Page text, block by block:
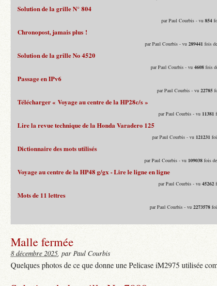
Solution de la grille N° 804
par Paul Courbis - vu854
Chronopost, jamais plus !
par Paul Courbis - vu289441 fois
Solution de la grille No 4520
par Paul Courbis - vu4608 fois
Passage en IPv6
par Paul Courbis - vu22785
Télécharger « Voyage au centre de la HP28c/s »
par Paul Courbis - vu 11381
Lire la revue technique de la Honda Varadero 125
par Paul Courbis - vu 121231
Dictionnaire des mots utilisés
par Paul Courbis - vu 109038 fois
Voyage au centre de la HP48 g/gx - Lire le ligne en ligne
par Paul Courbis - vu45262
Mots de 11 lettres
par Paul Courbis - vu2273578
Malle fermée
8 décembre 2025, par Paul Courbis
Quelques photos de ce que donne une Pelicase iM2975 utilisée